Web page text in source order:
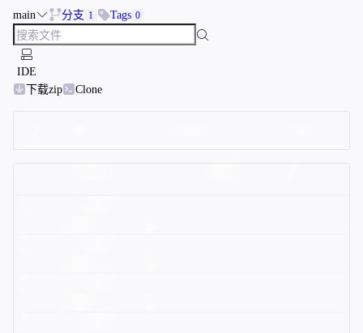
main 分支 1 Tags 0
IDE
下载zip
Clone